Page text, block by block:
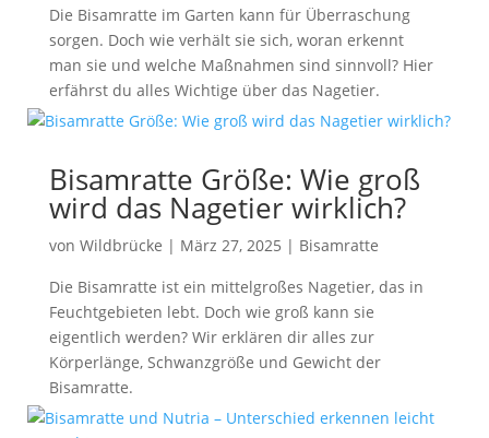
Die Bisamratte im Garten kann für Überraschung
sorgen. Doch wie verhält sie sich, woran erkennt
man sie und welche Maßnahmen sind sinnvoll? Hier
erfährst du alles Wichtige über das Nagetier.
Bisamratte Größe: Wie groß
wird das Nagetier wirklich?
von Wildbrücke | März 27, 2025 | Bisamratte
Die Bisamratte ist ein mittelgroßes Nagetier, das in
Feuchtgebieten lebt. Doch wie groß kann sie
eigentlich werden? Wir erklären dir alles zur
Körperlänge, Schwanzgröße und Gewicht der
Bisamratte.